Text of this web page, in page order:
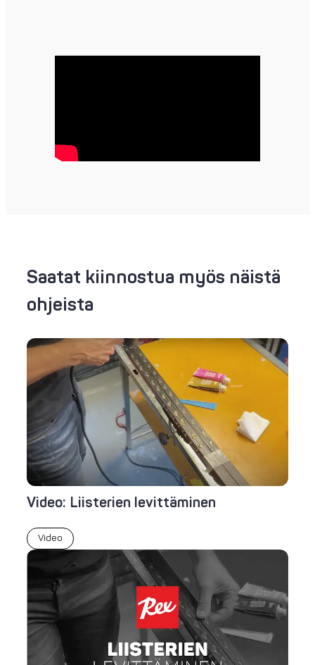
Saatat kiinnostua myös näistä
ohjeista
Video: Liisterien levittäminen
Video